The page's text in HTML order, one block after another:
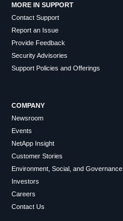
MORE IN SUPPORT
Contact Support
Report an Issue
Provide Feedback
Security Advisories
Support Policies and Offerings
COMPANY
Newsroom
Events
NetApp Insight
Customer Stories
Environment, Social, and Governance
Investors
Careers
Contact Us